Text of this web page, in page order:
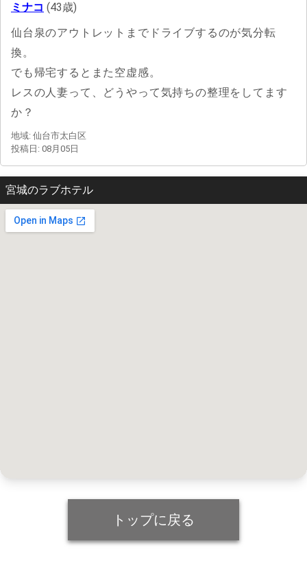
ミナコ (43歳)
仙台泉のアウトレットまでドライブするのが気分転
換。
でも帰宅するとまた空虚感。
レスの人妻って、どうやって気持ちの整理をしてます
か？
地域: 仙台市太白区
投稿日: 08月05日
宮城のラブホテル
トップに戻る